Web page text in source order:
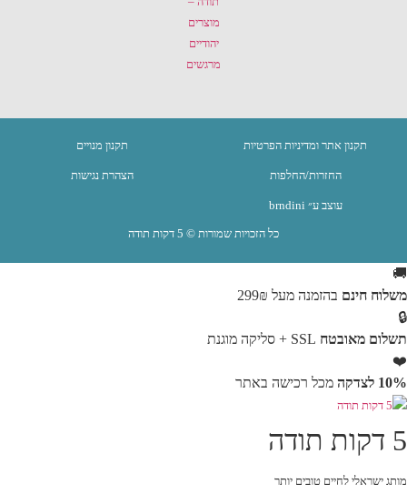
תקנון אתר ומדיניות הפרטיות תקנון מנויים
החזרות/החלפות הצהרת נגישות
עוצב ע״ brndini
כל הזכויות שמורות © 5 דקות תודה
🚚
משלוח חינם בהזמנה מעל 299₪
🔒
תשלום מאובטח SSL + סליקה מוגנת
❤️
10% לצדקה
מכל רכישה באתר
5 דקות תודה
מותג ישראלי לחיים טובים יותר